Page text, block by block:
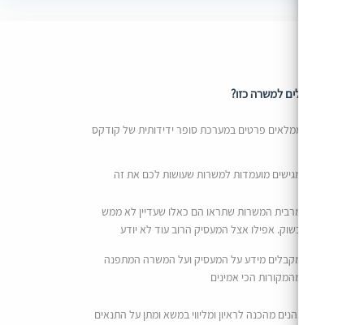
למשרה כזו?
פרטים במערכת סופר ידידותית של קודקס
מועמדות למשרות שעושות לכם את זה
המשרות שתראו הם כאלו שעדיין לא ממש
אפילו אצל המעסיק הרוב עוד לא יודע
מידע על המעסיק ועל המשרה המתפנה
הכי אמינים
מהכנה לראיון ומליווי במשא ומתן על התנאים